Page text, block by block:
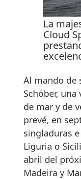
La
Cloud
Al mando de
Schöber,
de mar y de
prevé, en
singladuras
Liguria o
abril del
Madeira y